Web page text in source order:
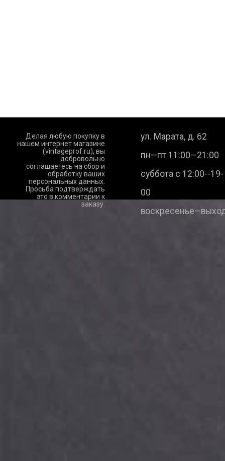
Делая любую покупку в
нашем интернет магазине
(vintageprof.ru), вы
добровольно
соглашаетесь на сбор и
обработку ваших
персональных данных.
Просьба подтверждать
это в комментарии к
заказу.
ул. Марата, д. 62
пн—пт 11:00—21:00
суббота с 12:00--19-
00